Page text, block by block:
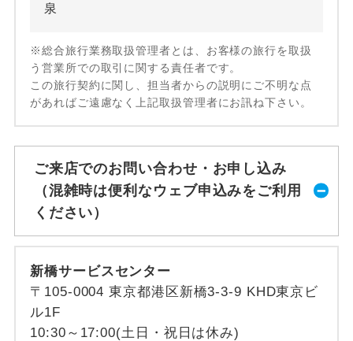
泉
※総合旅行業務取扱管理者とは、お客様の旅行を取扱
う営業所での取引に関する責任者です。
この旅行契約に関し、担当者からの説明にご不明な点
があればご遠慮なく上記取扱管理者にお訊ね下さい。
ご来店でのお問い合わせ・お申し込み
（混雑時は便利なウェブ申込みをご利用
ください）
新橋サービスセンター
〒105-0004 東京都港区新橋3-3-9 KHD東京ビ
ル1F
10:30～17:00(土日・祝日は休み)